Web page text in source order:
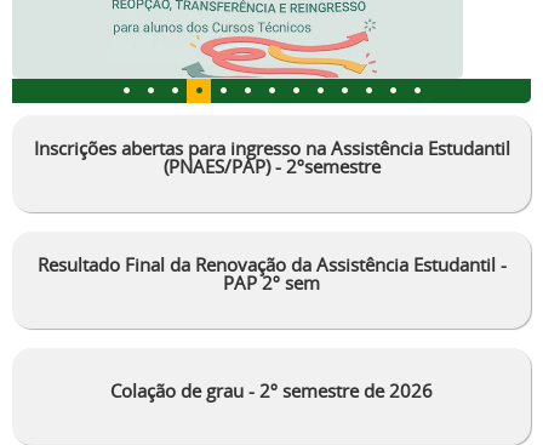
Inscrições abertas para ingresso na Assistência Estudantil
(PNAES/PAP) - 2ºsemestre
Resultado Final da Renovação da Assistência Estudantil -
PAP 2º sem
Colação de grau - 2º semestre de 2026